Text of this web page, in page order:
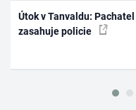
Útok v Tanvaldu:
zasahuje policie